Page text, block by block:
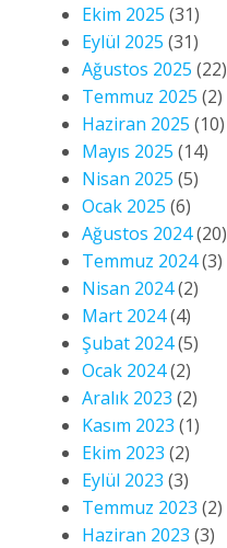
Ekim 2025 (31)
Eylül 2025 (31)
Ağustos 2025 (22)
Temmuz 2025 (2)
Haziran 2025 (10)
Mayıs 2025 (14)
Nisan 2025 (5)
Ocak 2025 (6)
Ağustos 2024(20)
Temmuz 2024(3)
Nisan 2024(2)
Mart 2024(4)
Şubat 2024(5)
Ocak 2024(2)
Aralık 2023 (2)
Kasım 2023 (1)
Ekim 2023 (2)
Eylül 2023 (3)
Temmuz 2023 (2)
Haziran 2023 (3)